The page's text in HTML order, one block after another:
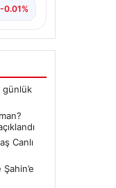
günlük
Canlı